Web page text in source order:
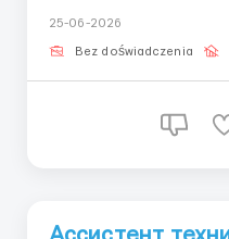
25-06-2026
Bez doświadczenia